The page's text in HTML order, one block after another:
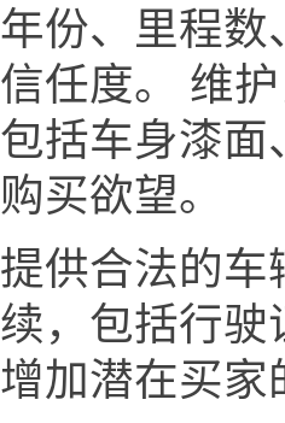
年份、里程数
信任度。 维
包括车身漆面
购买欲望。
提供合法的车
续，包括行驶
增加潜在买家